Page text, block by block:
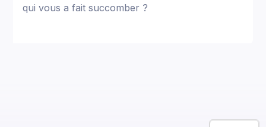
qui vous a fait succomber ?